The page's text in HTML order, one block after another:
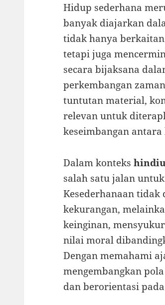
Hidup sederhana
banyak diajarkan
tidak hanya
tetapi juga
secara bijaksana
perkembangan
tuntutan material,
relevan untuk
keseimbangan
Dalam konteks
salah satu jalan
Kesederhanaan
kekurangan,
keinginan,
nilai moral
Dengan memahami
mengembangkan
dan berorientasi